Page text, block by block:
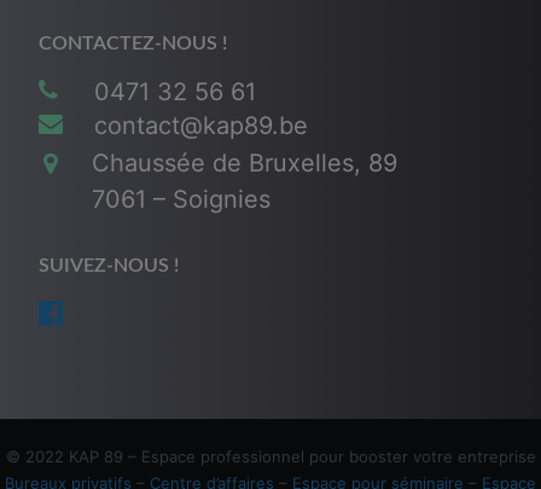
CONTACTEZ-NOUS !
0471 32 56 61
contact@kap89.be
Chaussée de Bruxelles, 89
7061 – Soignies
SUIVEZ-NOUS !
© 2022 KAP 89 – Espace professionnel pour booster votre entreprise
Bureaux privatifs – Centre d’affaires – Espace pour séminaire – Espace